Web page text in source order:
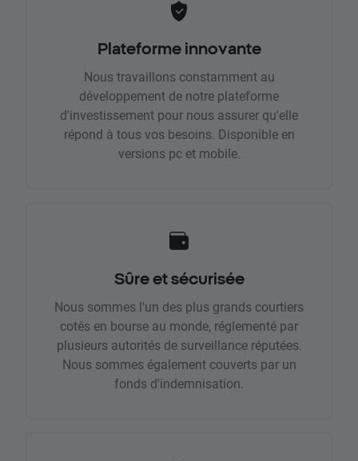
Plateforme innovante
Nous travaillons constamment au
développement de notre plateforme
d'investissement pour nous assurer qu'elle
répond à tous vos besoins. Disponible en
versions pc et mobile.
Sûre et sécurisée
Nous sommes l'un des plus grands courtiers
cotés en bourse au monde, réglementé par
plusieurs autorités de surveillance réputées.
Nous sommes également couverts par un
fonds d'indemnisation.